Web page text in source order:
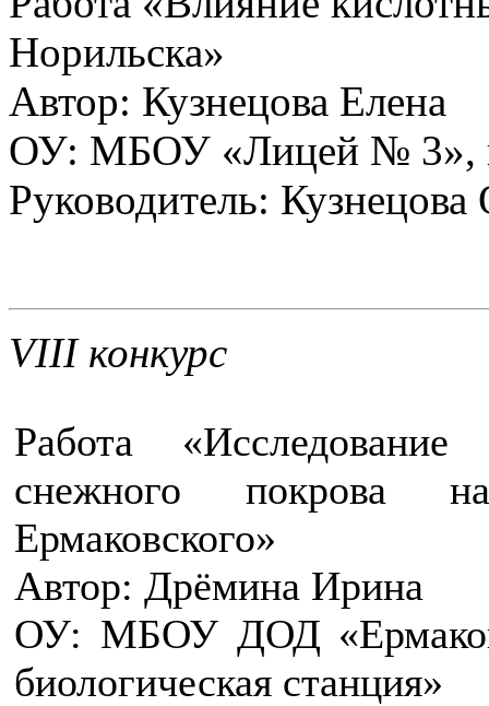
Норильска»
Автор: Кузнецова Елена
ОУ: МБОУ «Лицей № 3»,
Руководитель: Кузнецова
VIII конкурс
Работа «Исследование
снежного покрова
Ермаковского»
Автор: Дрёмина Ирина
ОУ: МБОУ ДОД
биологическая станция»